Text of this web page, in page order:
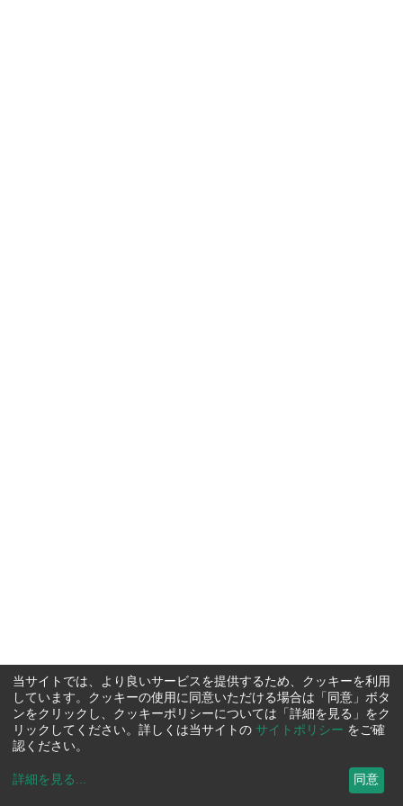
当サイトでは、より良いサービスを提供するため、クッキーを利用
しています。クッキーの使用に同意いただける場合は「同意」ボタ
ンをクリックし、クッキーポリシーについては「詳細を見る」をク
リックしてください。詳しくは当サイトの サイトポリシー をご確
認ください。
詳細を見る ... 同意